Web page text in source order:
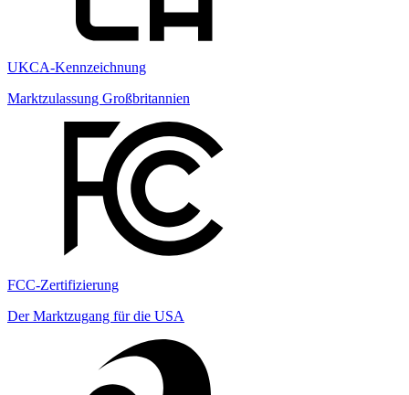
UKCA-Kennzeichnung
Marktzulassung Großbritannien
FCC-Zertifizierung
Der Marktzugang für die USA